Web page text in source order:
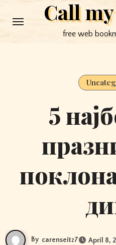
to
Call
free web
5
By carenseitz7 April 8,